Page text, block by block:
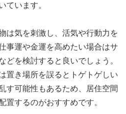
ています。
は気を刺激し、活気や行動力を
事運や金運を高めたい場合はサ
どを検討すると良いでしょう。
置き場所を誤るとトゲトゲしい
す可能性もあるため、居住空間
置するのがおすすめです。